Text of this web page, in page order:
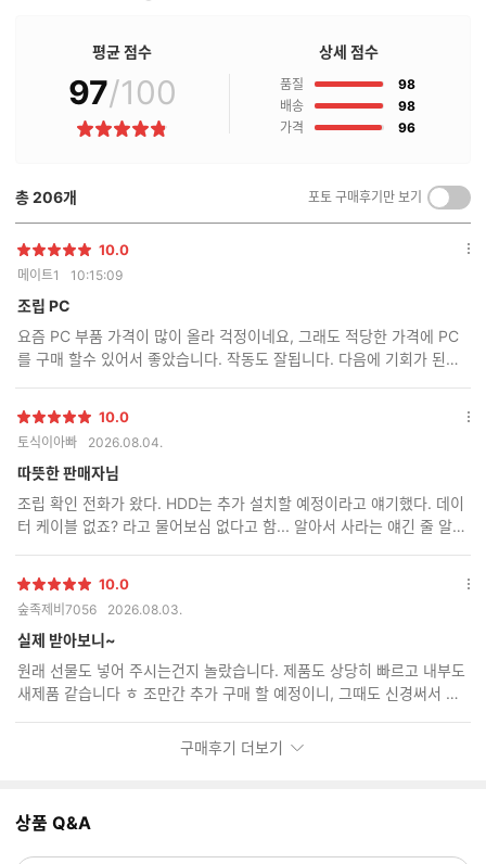
매
후
기
평균 점수
97/100
별
상세 점수
품질 98점
배송
98점
가격
96점
총206개 포토 구매후기만 보기
켜
기/
별
점
10.0
메이트1 10:15:09
조립 PC
요즘 PC 부품 가격이 많이 올라 걱정이네요, 그래도 적당한 가격에 PC
를 구매 할수 있어서 좋았습니다. 작동도 잘됩니다. 다음에 기회가 된다
옵
별
점
10.0
토식이아빠 2026.08.04.
따뜻한 판매자님
조립 확인 전화가 왔다. HDD는 추가 설치할 예정이라고 얘기했다. 데이
터 케이블 없죠? 라고 물어보심 없다고 함... 알아서 사라는 얘긴 줄 알았
옵
별
점
10.0
숲족제비7056 2026.08.03.
실제 받아보니~
원래 선물도 넣어 주시는건지 놀랐습니다. 제품도 상당히 빠르고 내부도
새제품 같습니다 ㅎ 조만간 추가 구매 할 예정이니, 그때도 신경써서 보
옵
구매후기 더보기
상품 Q&A